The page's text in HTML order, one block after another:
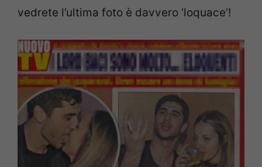
vedrete l’ultima foto è davvero ‘loquace’!